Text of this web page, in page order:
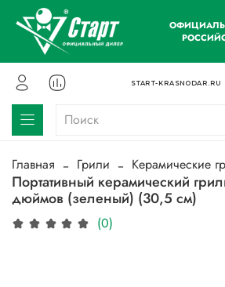
START-KRASNODAR.RU
Главная Грили Керамические
Портативный керамический
дюймов (зеленый) (30,5 см)
(0)